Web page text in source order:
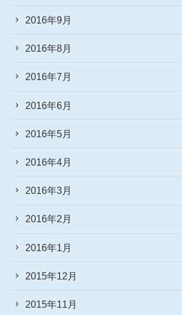
2016年9月
2016年8月
2016年7月
2016年6月
2016年5月
2016年4月
2016年3月
2016年2月
2016年1月
2015年12月
2015年11月